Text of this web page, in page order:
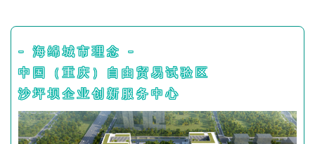
- 海绵城市理念 -
中国（重庆）自由贸易试验区
沙坪坝企业创新服务中心